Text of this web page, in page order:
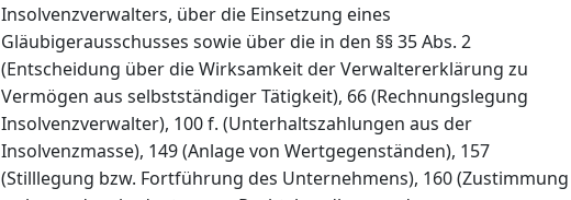
Insolvenzverwalters, über die Einsetzung eines
Gläubigerausschusses sowie über die in den §§ 35 Abs. 2
(Entscheidung über die Wirksamkeit der Verwaltererklärung zu
Vermögen aus selbstständiger Tätigkeit), 66 (Rechnungslegung
Insolvenzverwalter), 100 f. (Unterhaltszahlungen aus der
Insolvenzmasse), 149 (Anlage von Wertgegenständen), 157
(Stilllegung bzw. Fortführung des Unternehmens), 160 (Zustimmung